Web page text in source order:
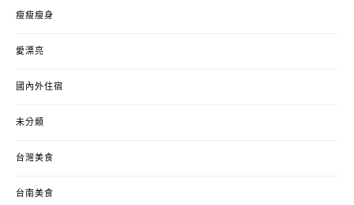
瘦瘦瘦身
愛漂亮
國內外住宿
未分類
台灣美食
台南美食